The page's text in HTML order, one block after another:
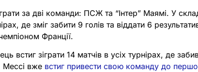
за дві команди: ПСЖ та “Інтер” Маямі. У
де зміг забити 9 голів та віддати 6
Франції.
встиг зіграти 14 матчів в усіх турнірах, де
Мессі вже встиг привести свою команду до